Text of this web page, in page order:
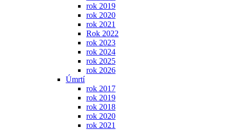
rok 2019
rok 2020
rok 2021
Rok 2022
rok 2023
rok 2024
rok 2025
rok 2026
Úmrtí
rok 2017
rok 2019
rok 2018
rok 2020
rok 2021